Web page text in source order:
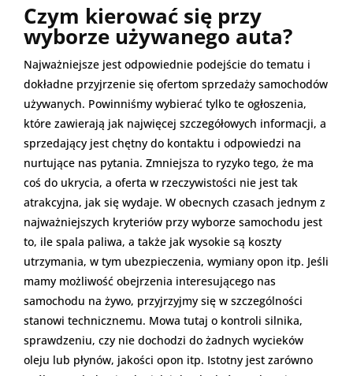
Czym kierować się przy
wyborze używanego auta?
Najważniejsze jest odpowiednie podejście do tematu i
dokładne przyjrzenie się ofertom sprzedaży samochodów
używanych. Powinniśmy wybierać tylko te ogłoszenia,
które zawierają jak najwięcej szczegółowych informacji, a
sprzedający jest chętny do kontaktu i odpowiedzi na
nurtujące nas pytania. Zmniejsza to ryzyko tego, że ma
coś do ukrycia, a oferta w rzeczywistości nie jest tak
atrakcyjna, jak się wydaje. W obecnych czasach jednym z
najważniejszych kryteriów przy wyborze samochodu jest
to, ile spala paliwa, a także jak wysokie są koszty
utrzymania, w tym ubezpieczenia, wymiany opon itp. Jeśli
mamy możliwość obejrzenia interesującego nas
samochodu na żywo, przyjrzyjmy się w szczególności
stanowi technicznemu. Mowa tutaj o kontroli silnika,
sprawdzeniu, czy nie dochodzi do żadnych wycieków
oleju lub płynów, jakości opon itp. Istotny jest zarówno